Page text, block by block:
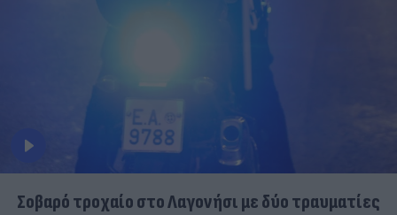
Σοβαρό τροχαίο στο Λαγονήσι με δύο τραυματίες